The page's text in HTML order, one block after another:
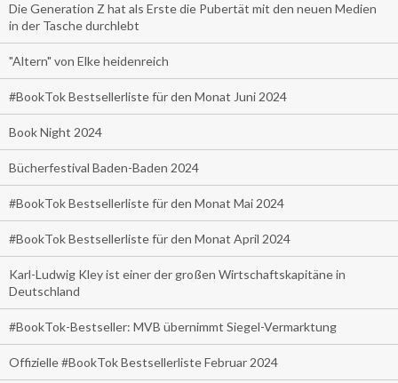
Die Generation Z hat als Erste die Pubertät mit den neuen Medien
in der Tasche durchlebt
"Altern" von Elke heidenreich
#BookTok Bestsellerliste für den Monat Juni 2024
Book Night 2024
Bücherfestival Baden-Baden 2024
#BookTok Bestsellerliste für den Monat Mai 2024
#BookTok Bestsellerliste für den Monat April 2024
Karl-Ludwig Kley ist einer der großen Wirtschaftskapitäne in
Deutschland
#BookTok-Bestseller: MVB übernimmt Siegel-Vermarktung
Offizielle #BookTok Bestsellerliste Februar 2024